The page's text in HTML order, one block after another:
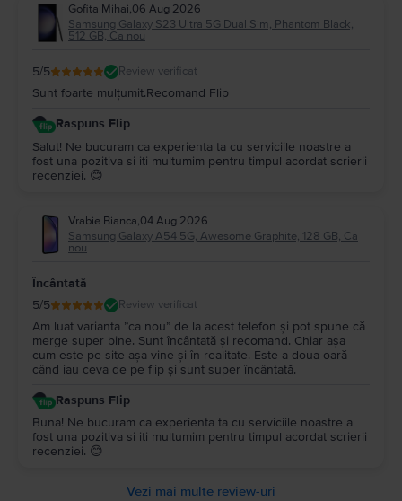
Gofita Mihai,06 Aug 2026
Samsung Galaxy S23 Ultra 5G Dual Sim, Phantom Black,
512 GB, Ca nou
5/5 Review verificat
Sunt foarte mulțumit.Recomand Flip
Raspuns Flip
Salut! Ne bucuram ca experienta ta cu serviciile noastre a
fost una pozitiva si iti multumim pentru timpul acordat scrierii
recenziei. 😊
Vrabie Bianca,04 Aug 2026
Samsung Galaxy A54 5G, Awesome Graphite, 128 GB, Ca
nou
Încântată
5/5 Review verificat
Am luat varianta ”ca nou” de la acest telefon și pot spune că
merge super bine. Sunt încântată și recomand. Chiar așa
cum este pe site așa vine și în realitate. Este a doua oară
când iau ceva de pe flip și sunt super încântată.
Raspuns Flip
Buna! Ne bucuram ca experienta ta cu serviciile noastre a
fost una pozitiva si iti multumim pentru timpul acordat scrierii
recenziei. 😊
Vezi mai multe review-uri